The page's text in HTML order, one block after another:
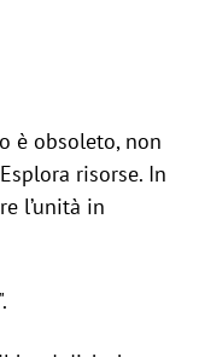
è obsoleto, non
risorse. In
l’unità in